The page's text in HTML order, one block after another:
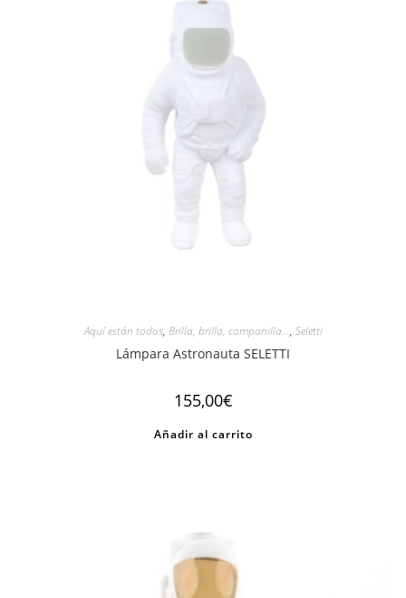
Aquí están todos, Brilla, brilla, campanilla..., Seletti
Lámpara Astronauta SELETTI
155,00€
Añadir al carrito